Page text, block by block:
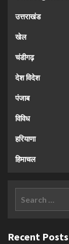
उत्तराखंड
खेल
चंडीगढ़
देश विदेश
पंजाब
विविध
हरियाणा
हिमाचल
Recent Posts